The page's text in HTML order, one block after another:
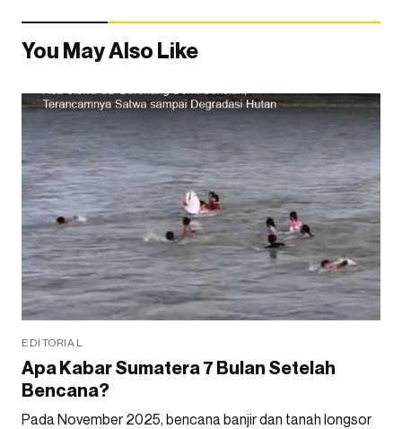
You May Also Like
EDITORIAL
Apa Kabar Sumatera 7 Bulan Setelah
Bencana?
Pada November 2025, bencana banjir dan tanah longsor